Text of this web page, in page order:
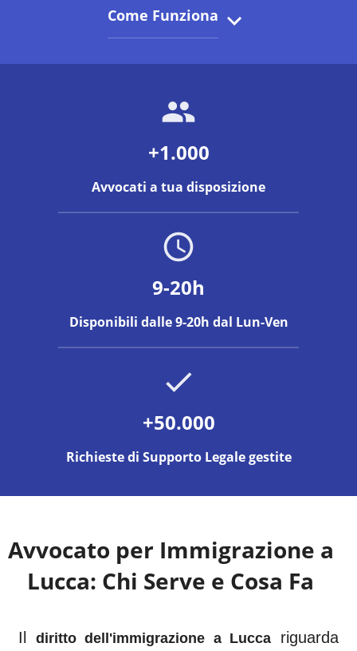
Come Funziona
+1.000
Avvocati a tua disposizione
9-20h
Disponibili dalle 9-20h dal Lun-Ven
+50.000
Richieste di Supporto Legale gestite
Avvocato per Immigrazione a
Lucca: Chi Serve e Cosa Fa
Il diritto dell'immigrazione a Lucca
riguarda